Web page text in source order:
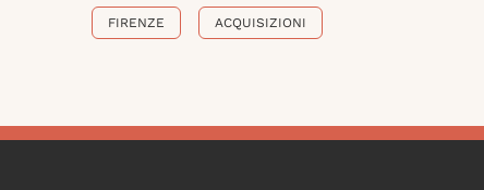
FIRENZE ACQUISIZIONI